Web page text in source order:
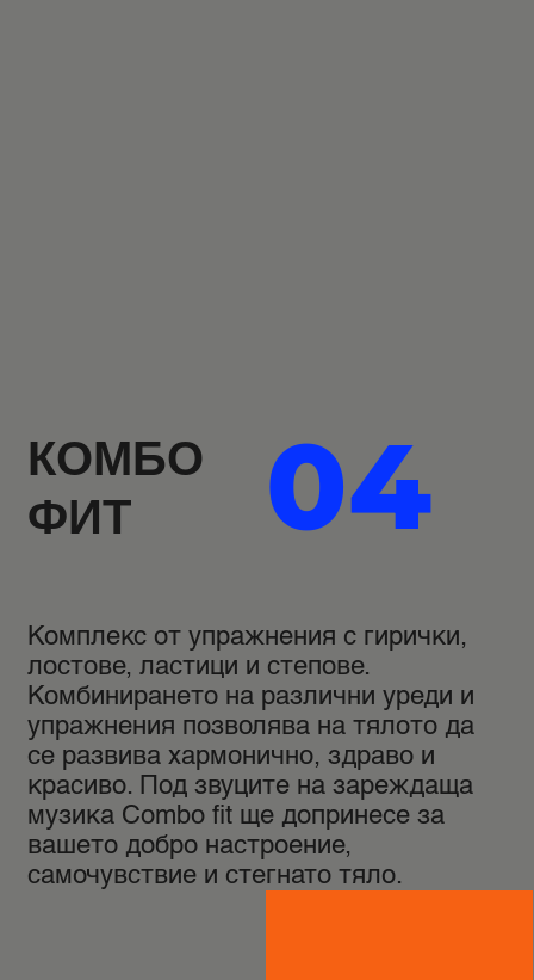
КОМБО
ФИТ
Комплекс от упражнения с гирички,
лостове, ластици и степове.
Комбинирането на различни уреди и
упражнения позволява на тялото да
се развива хармонично, здраво и
красиво. Под звуците на зареждаща
музика Combo fit ще допринесе за
вашето добро настроение,
самочувствие и стегнато тяло.
04